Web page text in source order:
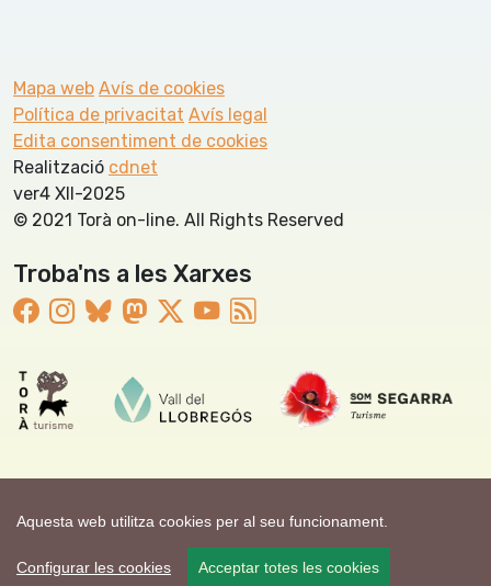
Aquesta web utilitza cookies per al seu funcionament.
Configurar les cookies Acceptar totes les cookies
Mapa web Avís de cookies
Política de privacitat Avís legal
Edita consentiment de cookies
Realització cdnet
ver4 XII-2025
© 2021 Torà on-line. All Rights Reserved
Troba'ns a les Xarxes